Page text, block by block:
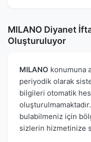
MILANO Diyanet
Oluşturuluyor
MILANO konumuna
periyodik olarak
bilgileri otomatik
bulabilmeniz için
sizlerin hizmetinize